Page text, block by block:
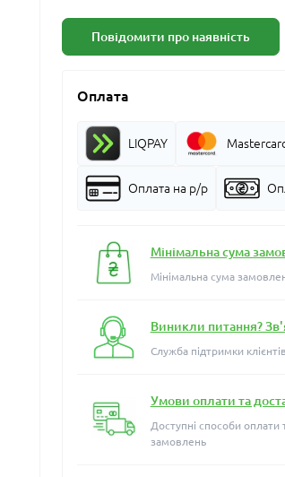
Повідомити про наявність
Оплата
LIQPAY
Оплата на р/р
Мінімальна сума
Мінімальна сума
Виникли питання?
Служба підтримки клієнтів
Умови оплати та
Доступні способи оплати
замовлень